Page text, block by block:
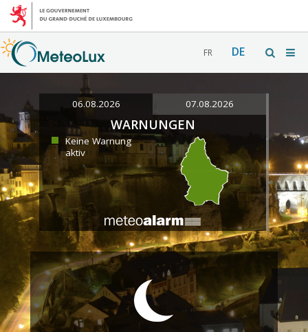
FR DE
06.08.2026 07.08.2026
WARNUNGEN
Keine Warnung
aktiv